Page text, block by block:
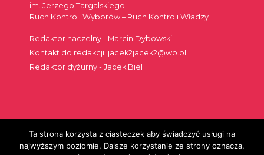
im. Jerzego Targalskiego
Ruch Kontroli Wyborów – Ruch Kontroli Władzy
Redaktor naczelny - Marcin Dybowski
Kontakt do redakcji: jacek2jacek2@wp.pl
Redaktor dyżurny - Jacek Biel
Szukaj:
Ta strona korzysta z ciasteczek aby świadczyć usługi na
najwyższym poziomie. Dalsze korzystanie ze strony oznacza,